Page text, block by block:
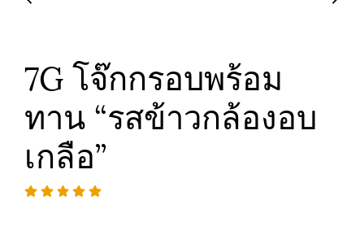
7G โจ๊กกรอบพร้อม
ทาน “รสข้าวกล้องอบ
เกลือ”